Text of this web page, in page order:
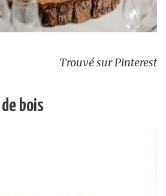
Trouvé sur Pinterest
bois